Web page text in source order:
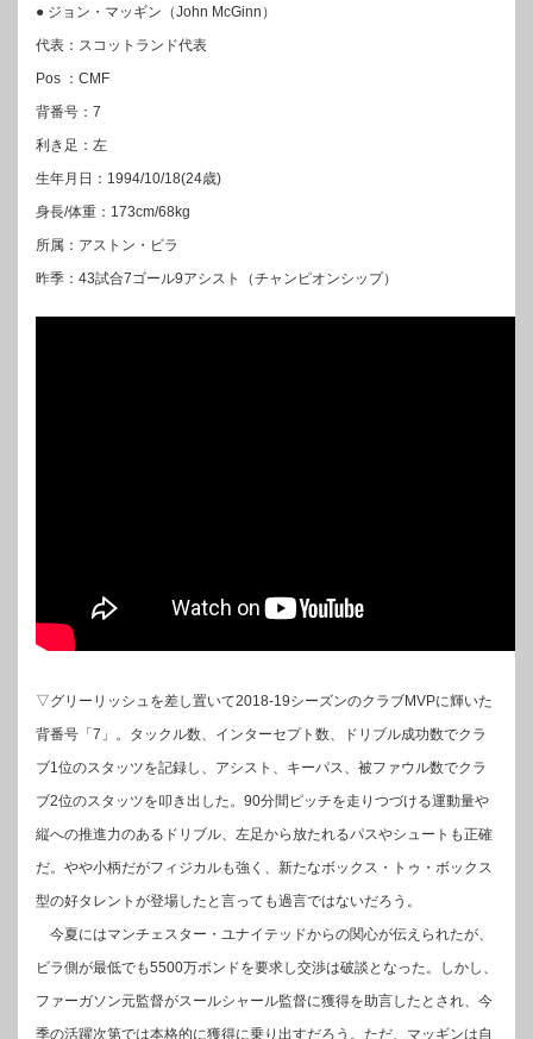
● ジョン・マッギン（John McGinn）
代表：スコットランド代表
Pos ：CMF
背番号：7
利き足：左
生年月日：1994/10/18(24歳)
身長/体重：173cm/68kg
所属：アストン・ビラ
昨季：43試合7ゴール9アシスト（チャンピオンシップ）
▽グリーリッシュを差し置いて2018-19シーズンのクラブMVPに輝いた
背番号「7」。タックル数、インターセプト数、ドリブル成功数でクラ
ブ1位のスタッツを記録し、アシスト、キーパス、被ファウル数でクラ
ブ2位のスタッツを叩き出した。90分間ピッチを走りつづける運動量や
縦への推進力のあるドリブル、左足から放たれるパスやシュートも正確
だ。やや小柄だがフィジカルも強く、新たなボックス・トゥ・ボックス
型の好タレントが登場したと言っても過言ではないだろう。
今夏にはマンチェスター・ユナイテッドからの関心が伝えられたが、
ビラ側が最低でも5500万ポンドを要求し交渉は破談となった。しかし、
ファーガソン元監督がスールシャール監督に獲得を助言したとされ、今
季の活躍次第では本格的に獲得に乗り出すだろう。ただ、マッギンは自